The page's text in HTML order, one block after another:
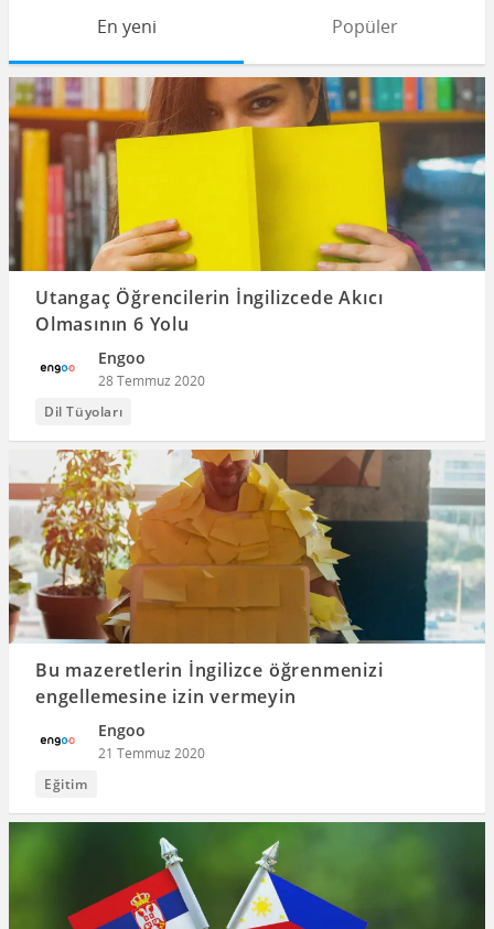
En yeni Popüler
Utangaç Öğrencilerin İngilizcede Akıcı
Olmasının 6 Yolu
Engoo
28 Temmuz 2020
Dil Tüyoları
Bu mazeretlerin İngilizce öğrenmenizi
engellemesine izin vermeyin
Engoo
21 Temmuz 2020
Eğitim